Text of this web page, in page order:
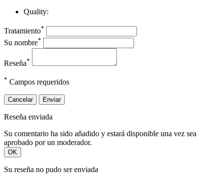
Quality:
Tratamiento*
Su nombre*
Reseña*
* Campos requeridos
Cancelar Enviar
Reseña enviada
Su comentario ha sido añadido y estará disponible una vez sea
aprobado por un moderador.
OK
Su reseña no pudo ser enviada